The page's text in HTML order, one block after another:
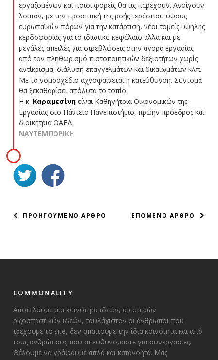
εργαζομένων και ποιοι φορείς θα τις παρέχουν. Ανοίγουν
λοιπόν, με την προοπτική της ροής τεράστιου ύψους
ευρωπαϊκών πόρων για την κατάρτιση, νέοι τομείς υψηλής
κερδοφορίας για το ιδιωτικό κεφάλαιο αλλά και με
μεγάλες απειλές για στρεβλώσεις στην αγορά εργασίας
από τον πληθωρισμό πιστοποιητικών δεξιοτήτων χωρίς
αντίκρισμα, διάλυση επαγγελμάτων και δικαιωμάτων κλπ.
Με το νομοσχέδιο αχνοφαίνεται η κατεύθυνση. Σύντομα
θα ξεκαθαρίσει απόλυτα το τοπίο.
Η κ. Καραμεσίνηείναι Καθηγήτρια Οικονομικών της
Εργασίας στο Πάντειο Πανεπιστήμιο, πρώην πρόεδρος και
διοικήτρια ΟΑΕΔ.
ΝΑΥΤΕΜΠΟΡΙΚΗ
ΠΛΟΗΓΗΣΗ
ΕΠΟΜΕΝΟ ΑΡΘΡΟ
ΠΡΟΗΓΟΥΜΕΝΟ ΑΡΘΡΟ
COMMONALITY
Αποτελούμε μια κοινότητα ιδεών, αριστερών
ριζοσπαστικών ιδεών, τουλάχιστον οι άνθρωποι που
τρέχουμε το site, δεν απαιτούμε την ίδια κοινότητα και από
τους ανθρώπους που απευθυνόμαστε για συνεργασίες.
Θέλουμε να γράφουμε απλά και κατανοητά. Μας